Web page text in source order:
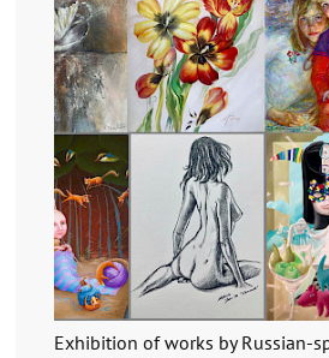
Exhibition of works by Russian-